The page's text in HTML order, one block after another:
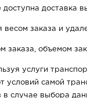
доставка
весом заказа и
заказа, объемом
услуги
самой
в случае выбора